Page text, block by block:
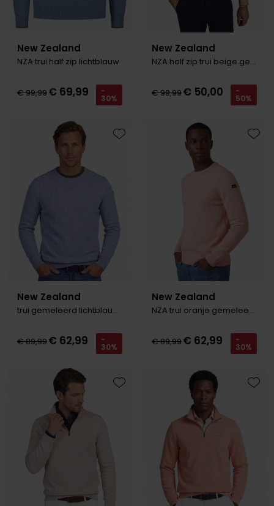
Schiesser
Slater
Thomas Maine
Tommy Hilfiger
Tramarossa
New Zealand
NZA trui half zip lichtblauw
€ 99,99€ 69,99 -
30%
New Zealand
NZA half zip trui beige gebreid Ralph
€ 99,99€ 50,00 -
50%
New Zealand
trui gemeleerd lichtblauw ronde hals
€ 89,99€ 62,99 -
30%
Toevoegen aan favorieten
New Zealand
NZA trui oranje gemeleerd
€ 89,99€ 62,99 -
30%
Toevoegen aan favorieten